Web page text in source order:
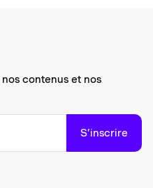
contenus et nos
S’inscrire